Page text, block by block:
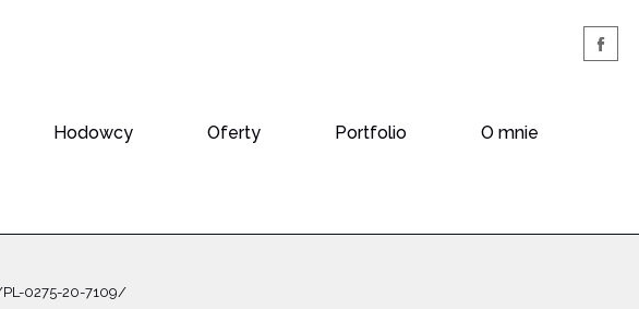
Hodowcy Oferty Portfolio O mnie
PL-0275-20-7109